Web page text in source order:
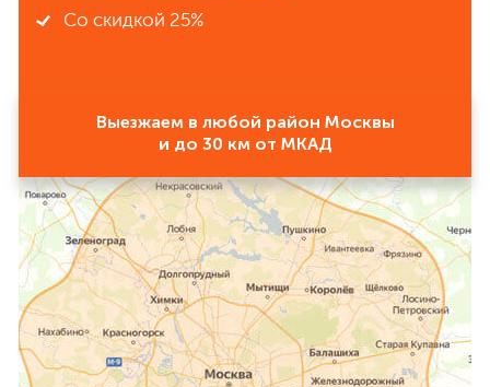
Со скидкой 25%
Выезжаем в любой район Москвы
и до 30 км от МКАД